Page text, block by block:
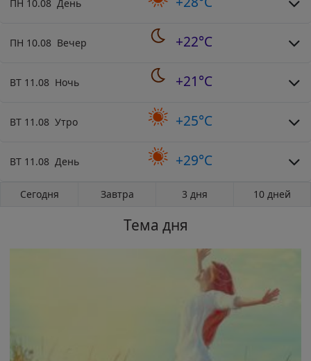
ПН 10.08 День
ПН 10.08 Вечер +22°C
ВТ 11.08 Ночь +21°C
ВТ 11.08 Утро +25°C
ВТ 11.08 День +29°C
Сегодня Завтра 3 дня 10 дней
Тема дня